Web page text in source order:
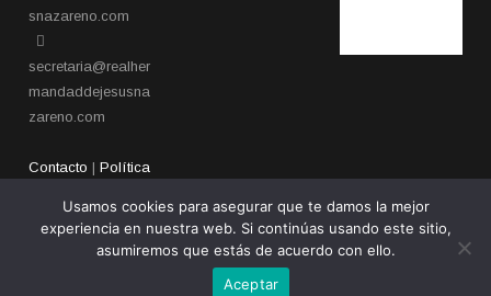
snazareno.com
secretaria@realher
mandaddejesusna
zareno.com
Contacto |Política
Usamos cookies para asegurar que te damos la mejor
experiencia en nuestra web. Si continúas usando este sitio,
asumiremos que estás de acuerdo con ello.
Aceptar